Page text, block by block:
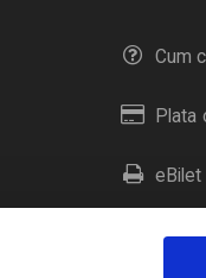
Cum
Plata
eBilet